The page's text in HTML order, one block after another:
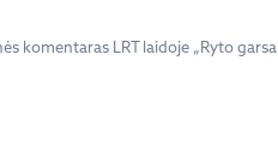
komentaras LRT laidoje „Ryto